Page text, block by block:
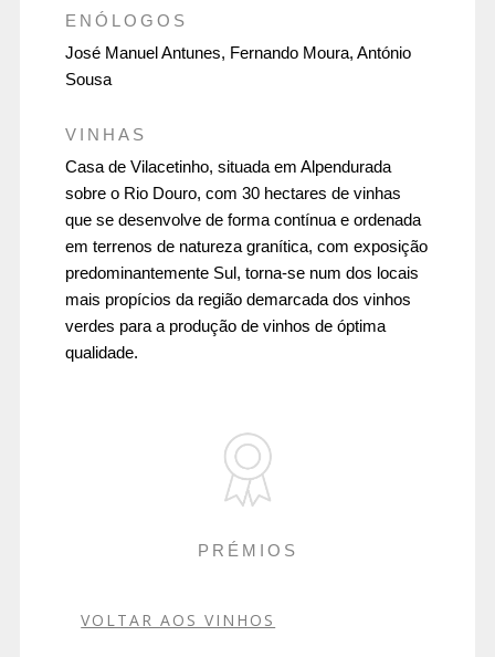
ENÓLOGOS
José Manuel Antunes, Fernando Moura, António
Sousa
VINHAS
Casa de Vilacetinho, situada em Alpendurada
sobre o Rio Douro, com 30 hectares de vinhas
que se desenvolve de forma contínua e ordenada
em terrenos de natureza granítica, com exposição
predominantemente Sul, torna-se num dos locais
mais propícios da região demarcada dos vinhos
verdes para a produção de vinhos de óptima
qualidade.
PRÉMIOS
VOLTAR AOS VINHOS